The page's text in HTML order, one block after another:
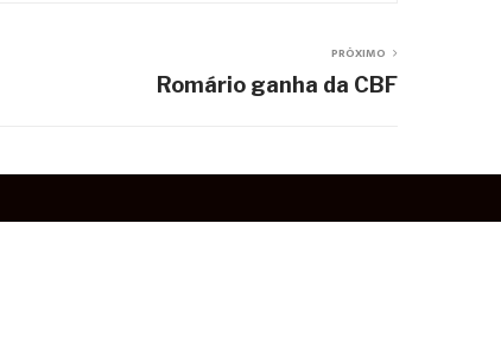
PRÓXIMO
Romário ganha da CBF